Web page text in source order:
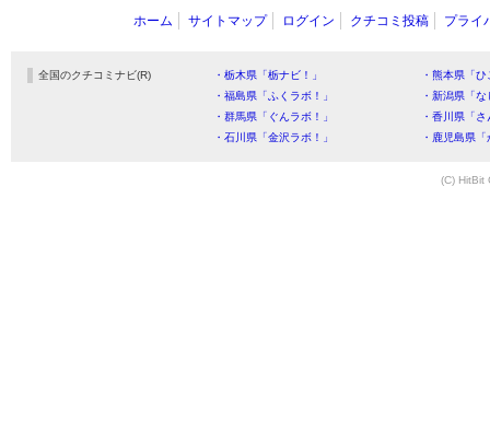
ホーム サイトマップ ログイン クチコミ投稿 プライ
全国のクチコミナビ(R) ・栃木県「栃ナビ！」
・熊本県「
・福島県「ふくラボ！」
・新潟県「
・群馬県「ぐんラボ！」
・香川県「
・石川県「金沢ラボ！」
・鹿児島県
(C) HitBit